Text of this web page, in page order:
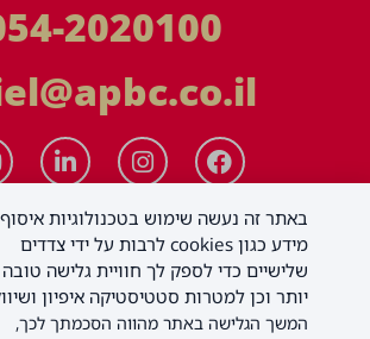
2020100
באתר זה נעשה שימוש בטכנולוגיות איסוף
מידע כגון cookies לרבות על ידי צדדים
שלישיים כדי לספק לך חוויית גלישה טובה
יותר וכן למטרות סטטיסטיקה איפיון
המשך הגלישה באתר מהווה הסכמתך לכך,